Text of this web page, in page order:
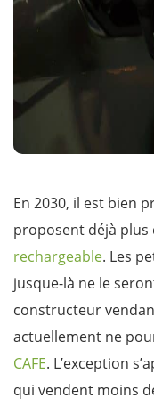
En 2030, il est bien
proposent déjà plus
rechargeable. Les
jusque-là ne le
constructeur
actuellement ne
CAFE. L’exception
qui vendent moins